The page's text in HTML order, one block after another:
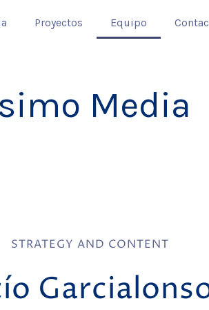
Proyectos Equipo
Media
STRATEGY AND CONTENT